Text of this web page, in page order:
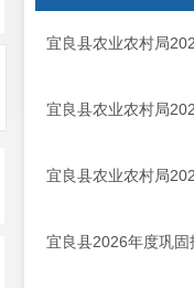
宜良县农业农村局
宜良县农业农村局
宜良县农业农村局
宜良县2026年度巩